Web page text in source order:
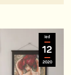
led
12
2020